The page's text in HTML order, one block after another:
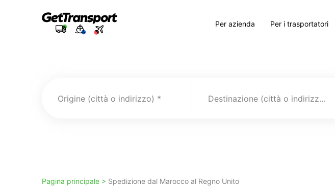
Per azienda Per i trasportatori
Origine (città o indirizzo) Destinazione (città o indirizzo)
Pagina principale > Spedizione dal Marocco al Regno Unito